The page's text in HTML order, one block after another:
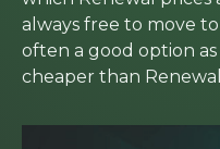
always free to move
often a good option
cheaper than Renewal